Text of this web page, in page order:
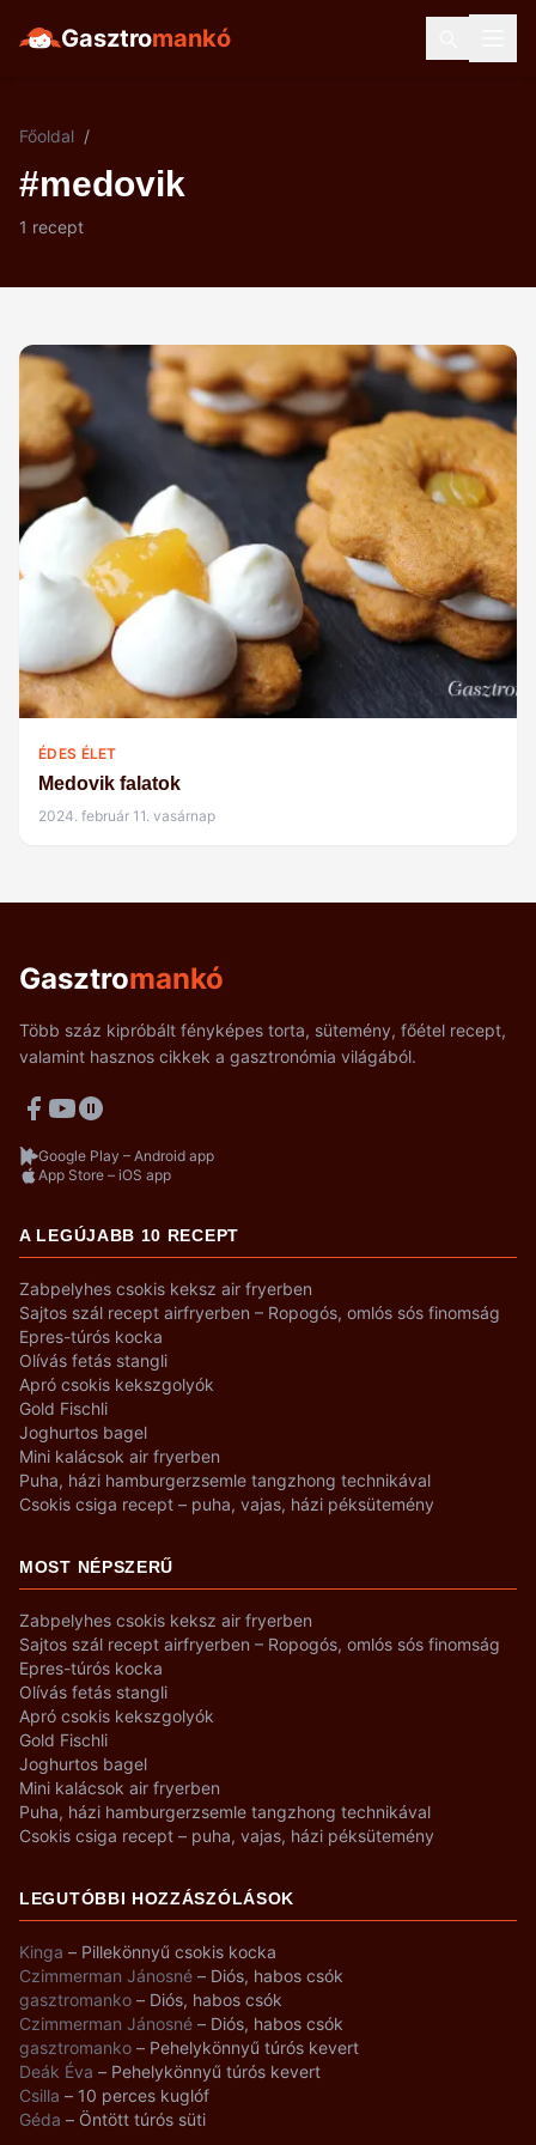
Gasztromankó
Főoldal /
#medovik
1 recept
ÉDES ÉLET
Medovik falatok
2024. február 11. vasárnap
Gasztromankó
Több száz kipróbált fényképes torta, sütemény, főétel recept,
valamint hasznos cikkek a gasztronómia világából.
Google Play – Android app
App Store – iOS app
A LEGÚJABB 10 RECEPT
Zabpelyhes csokis keksz air fryerben
Sajtos szál recept airfryerben – Ropogós, omlós sós finomság
Epres-túrós kocka
Olívás fetás stangli
Apró csokis kekszgolyók
Gold Fischli
Joghurtos bagel
Mini kalácsok air fryerben
Puha, házi hamburgerzsemle tangzhong technikával
Csokis csiga recept – puha, vajas, házi péksütemény
MOST NÉPSZERŰ
Zabpelyhes csokis keksz air fryerben
Sajtos szál recept airfryerben – Ropogós, omlós sós finomság
Epres-túrós kocka
Olívás fetás stangli
Apró csokis kekszgolyók
Gold Fischli
Joghurtos bagel
Mini kalácsok air fryerben
Puha, házi hamburgerzsemle tangzhong technikával
Csokis csiga recept – puha, vajas, házi péksütemény
LEGUTÓBBI HOZZÁSZÓLÁSOK
Kinga – Pillekönnyű csokis kocka
Czimmerman Jánosné – Diós, habos csók
gasztromanko – Diós, habos csók
Czimmerman Jánosné – Diós, habos csók
gasztromanko – Pehelykönnyű túrós kevert
Deák Éva – Pehelykönnyű túrós kevert
Csilla – 10 perces kuglóf
Géda – Öntött túrós süti